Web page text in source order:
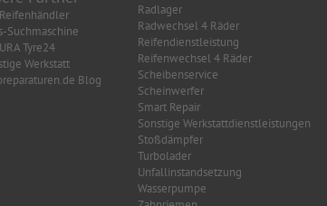
Suchmaschine
Tyre24
Werkstatt
Blog
Radlager
Radwechsel 4 Räder
Reifendienstleistung
Reifenwechsel 4 Räder
Scheibenservice
Scheinwerfer
Smart Repair
Sonstige Werkstattdienstleistungen
Stoßdämpfer
Turbolader
Unfallinstandsetzung
Wasserpumpe